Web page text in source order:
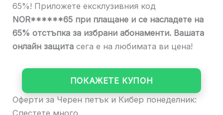
65%! Приложете ексклузивния код
NOR******65 при плащане и се насладете на
65% отстъпка за избрани абонаменти. Вашата
онлайн защита сега е на любимата ви цена!
ПОКАЖЕТЕ КУПОН
Оферти за Черен петък и Кибер понеделник:
Спестете много